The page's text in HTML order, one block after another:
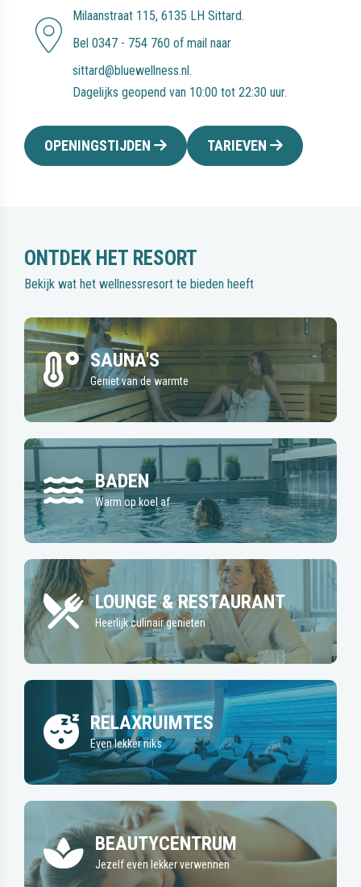
Milaanstraat 115, 6135 LH Sittard.
Bel 0347 - 754 760 of mail naar
sittard@bluewellness.nl.
Dagelijks geopend van 10:00 tot 22:30 uur.
OPENINGSTIJDEN TARIEVEN
ONTDEK HET RESORT
Bekijk wat het wellnessresort te bieden heeft
SAUNA'S
Geniet van de warmte
BADEN
Warm op koel af
LOUNGE & RESTAURANT
Heerlijk culinair genieten
RELAXRUIMTES
Even lekker niks
BEAUTYCENTRUM
Jezelf even lekker verwennen